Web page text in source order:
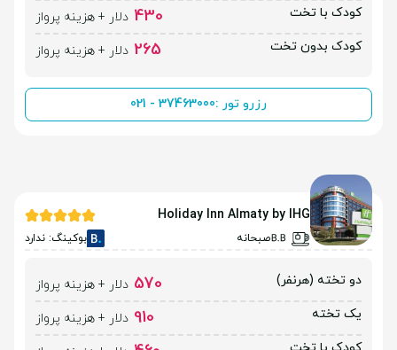
کودک با تخت
430 دلار + هزینه پرواز
کودک بدون تخت
265 دلار + هزینه پرواز
رزرو تور :021 - 37463000
Holiday Inn Almaty by IHG
صبحانه بوکینگ: ندارد
دو تخته (هرنفر) 570 دلار + هزینه پرواز
یک تخته
910 دلار + هزینه پرواز